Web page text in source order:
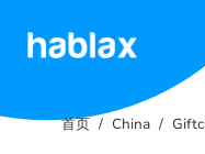
首页 China